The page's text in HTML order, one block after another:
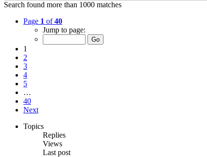
Search found more than 1000 matches
Page 1 of40
Jump to page:
1
2
3
4
5
…
40
Next
Topics
Replies
Views
Last post